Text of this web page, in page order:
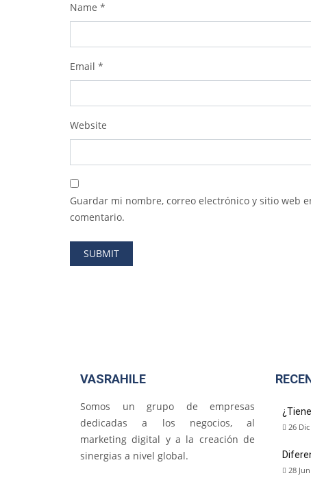
Name *
Email *
Website
Guardar mi nombre, correo electrónico y sitio web
comentario.
VASRAHILE
Somos un grupo de empresas
dedicadas a los negocios, al
marketing digital y a la creación de
sinergias a nivel global.
26 Dic
28